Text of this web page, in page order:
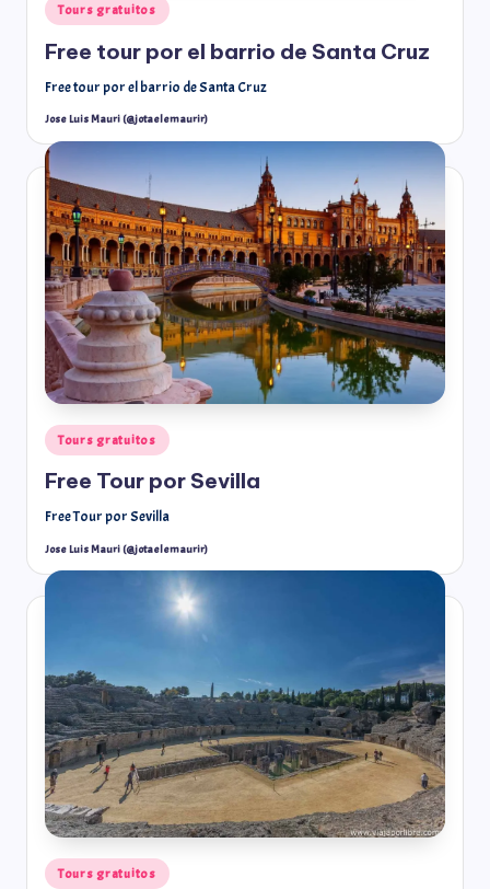
Tours gratuitos
Free tour por el barrio de Santa Cruz
Free tour por el barrio de Santa Cruz
Jose Luis Mauri (@jotaelemaurir)
Tours gratuitos
Free Tour por Sevilla
Free Tour por Sevilla
Jose Luis Mauri (@jotaelemaurir)
Tours gratuitos